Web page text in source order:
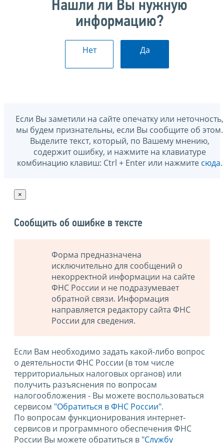
Нашли ли Вы нужную
информацию?
Нет Да
Если Вы заметили на сайте опечатку или неточность,
мы будем признательны, если Вы сообщите об этом.
Выделите текст, который, по Вашему мнению,
содержит ошибку, и нажмите на клавиатуре
комбинацию клавиш: Ctrl + Enter или нажмите сюда.
×
Сообщить об ошибке в тексте
Форма предназначена
исключительно для сообщений о
некорректной информации на сайте
ФНС России и не подразумевает
обратной связи. Информация
направляется редактору сайта ФНС
России для сведения.
Если Вам необходимо задать какой-либо вопрос
о деятельности ФНС России (в том числе
территориальных налоговых органов) или
получить разъяснения по вопросам
налогообложения - Вы можете воспользоваться
сервисом "Обратиться в ФНС России".
По вопросам функционирования интернет-
сервисов и программного обеспечения ФНС
России Вы можете обратиться в "Службу